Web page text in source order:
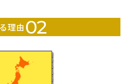
理由 02